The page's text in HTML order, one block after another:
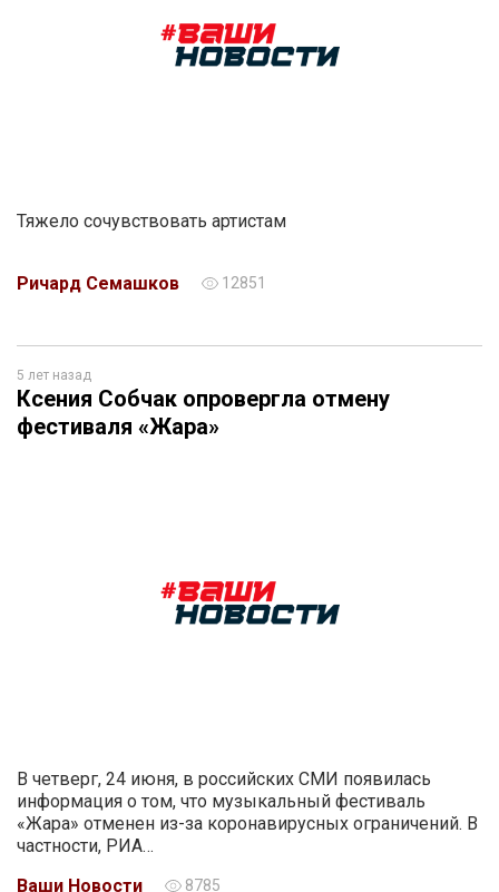
Тяжело сочувствовать артистам
Ричард Семашков 12851
5 лет назад
Ксения Собчак опровергла отмену
фестиваля «Жара»
В четверг, 24 июня, в российских СМИ появилась
информация о том, что музыкальный фестиваль
«Жара» отменен из-за коронавирусных ограничений. В
частности, РИА…
Ваши Новости
8785